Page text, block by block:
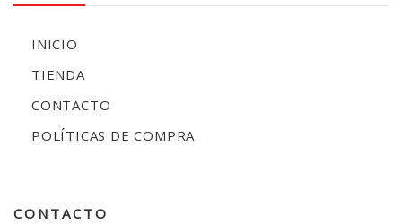
INICIO
TIENDA
CONTACTO
POLÍTICAS DE COMPRA
CONTACTO